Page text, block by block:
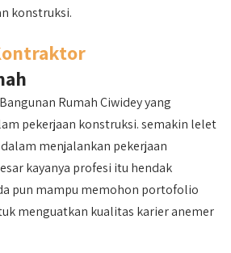
konstruksi.
Rumah Ciwidey yang
pekerjaan konstruksi. semakin lelet
menjalankan pekerjaan
kayanya profesi itu hendak
pun mampu memohon portofolio
menguatkan kualitas karier anemer